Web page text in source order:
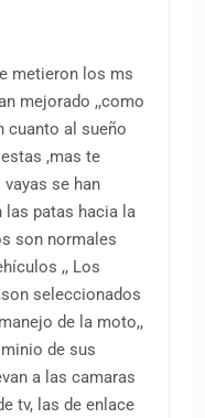
metieron los ms
mejorado ,,como
cuanto al sueño
,mas te
se han
las patas hacia la
son normales
,, Los
seleccionados
de la moto,,
de sus
a las camaras
tv, las de enlace